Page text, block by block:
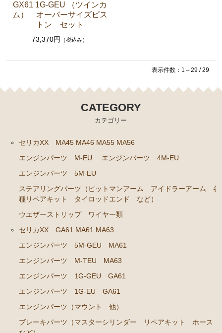
エンジンパーツ 1G-GTE
エンジンパーツ 1JZ-GTE
エンジンパーツ 1G-FE
エンジンパーツ 7M-GE
ブレーキパーツ（マスターシリンダー リペアキッ
ト ホース など）
クラッチパーツ（マスターシリンダー クラッチレリ
ーズシリンダー オーバーホールキット など）
ツ ラックエンド タイロッドエンド など）
燃料パーツ（ポンプ フィルター ダンパー センダ
ーゲージなど）
駆動パーツ（センターサポートベアリング ドライブ
シャフトブーツ デフなど）
エアコン/ヒーター関係
マークⅡ クレスタ チェイサー JZX90 JZX91 JZX93 GX9
0 SX90
エンジンパーツ 1JZ-GE JZX90 JZX93
エンジンパーツ 2J-GE JZX91
エンジンパーツ 1G-FE GX90
ーズシリンダー オーバーホールキット など）
GX61 1G-GEU （ツインカ
ム） オーバーサイズピス
トン セット
73,370円 （税込み）
表示件数：1～29 / 29
CATEGORY
カテゴリー
セリカXX MA45 MA46 MA55 MA56
エンジンパーツ M-EU
エンジンパーツ 4M-EU
エンジンパーツ 5M-EU
ステアリングパーツ（ピットマンアーム アイドラーアーム 各
種リペアキット タイロッドエンド など）
ウエザーストリップ ワイヤー類
セリカXX GA61 MA61 MA63
エンジンパーツ 5M-GEU MA61
エンジンパーツ M-TEU MA63
エンジンパーツ 1G-GEU GA61
エンジンパーツ 1G-EU GA61
エンジンパーツ（マウント 他）
ブレーキパーツ（マスターシリンダー リペアキット ホース